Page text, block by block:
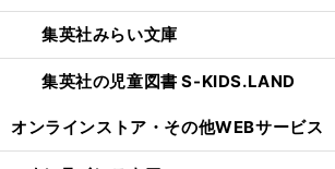
集英社みらい文庫
集英社の児童図書 S-KIDS.LAND
オンラインストア・ その他WEBサービス